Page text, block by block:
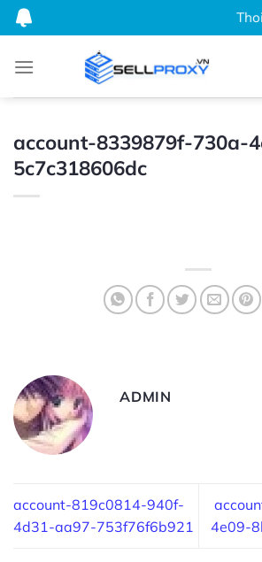
Bỏ
qua
dung
account-8339879f-730a-
5c7c318606dc
ADMIN
account-819c0814-940f-
4d31-aa97-753f76f6b921
4e09-